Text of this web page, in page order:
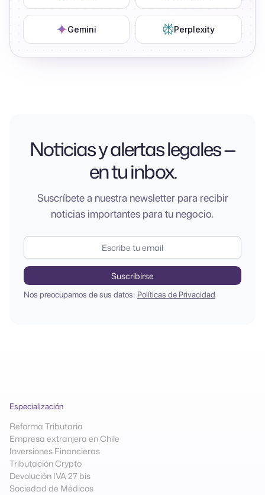
Gemini Perplexity
Noticias y alertas legales —
en tu inbox.
Suscríbete a nuestra newsletter para recibir
noticias importantes para tu negocio.
Nos preocupamos de sus datos: Políticas de Privacidad
Especialización
Reforma Tributaria
Empresa extranjera en Chile
Inversiones Financieras
Tributación Crypto
Devolución IVA 27 bis
Sociedad de Médicos